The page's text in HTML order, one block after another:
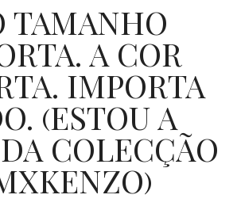
TAMANHO
A COR
IMPORTA
(ESTOU A
COLECÇÃO